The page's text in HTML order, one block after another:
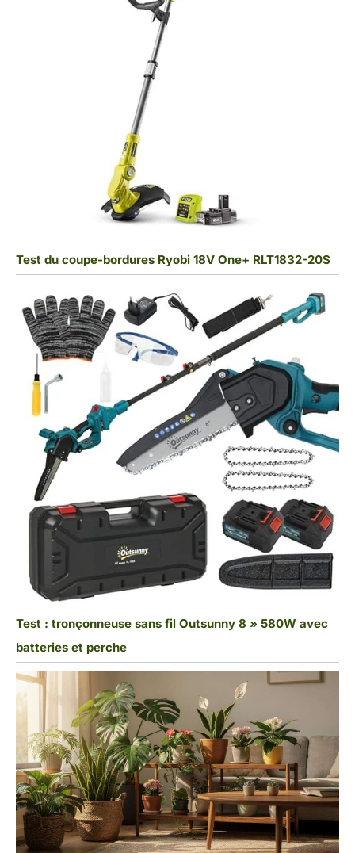
Test du coupe-bordures Ryobi 18V One+ RLT1832-20S
Test : tronçonneuse sans fil Outsunny 8 » 580W avec
batteries et perche